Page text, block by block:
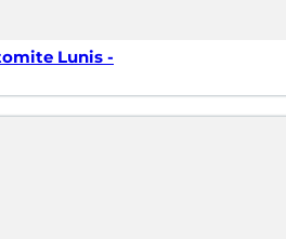
Lunis -